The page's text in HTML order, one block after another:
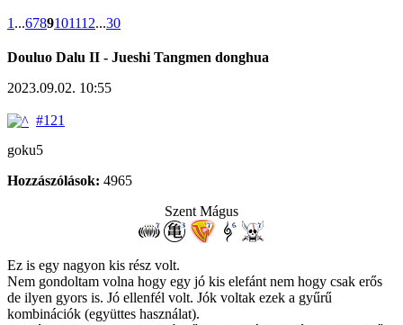
1 ...6789101112...30
Douluo Dalu II - Jueshi Tangmen donghua
2023.09.02. 10:55
#121
goku5
Hozzászólások: 4965
Szent Mágus
Ez is egy nagyon kis rész volt.
Nem gondoltam volna hogy egy jó kis elefánt nem hogy csak erős
de ilyen gyors is. Jó ellenfél volt. Jók voltak ezek a gyűrű
kombinációk (együttes használat).